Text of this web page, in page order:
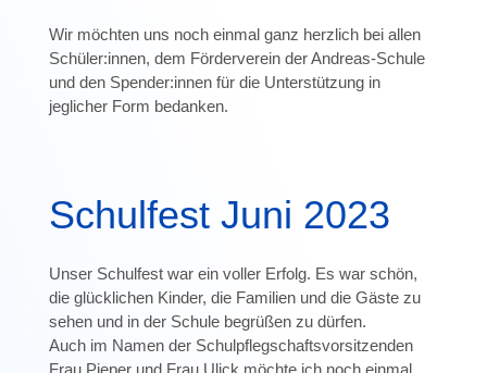
Wir möchten uns noch einmal ganz herzlich bei allen
Schüler:innen, dem Förderverein der Andreas-Schule
und den Spender:innen für die Unterstützung in
jeglicher Form bedanken.
Schulfest Juni 2023
Unser Schulfest war ein voller Erfolg. Es war schön,
die glücklichen Kinder, die Familien und die Gäste zu
sehen und in der Schule begrüßen zu dürfen.
Auch im Namen der Schulpflegschaftsvorsitzenden
Frau Pieper und Frau Ulick möchte ich noch einmal